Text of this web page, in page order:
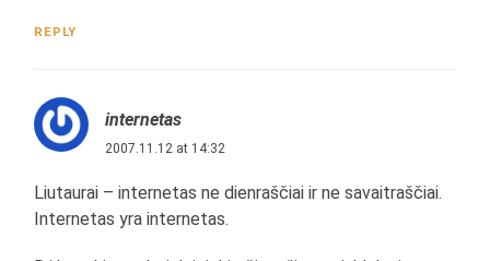
REPLY
internetas
2007.11.12 at 14:32
Liutaurai – internetas ne dienraščiai ir ne savaitraščiai.
Internetas yra internetas.